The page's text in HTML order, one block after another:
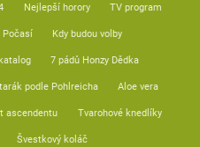
Nejlepší horory TV program
Počasí Kdy budou volby
7 pádů Honzy Dědka
podle Pohlreicha Aloe vera
ascendentu Tvarohové knedlíky
Švestkový koláč